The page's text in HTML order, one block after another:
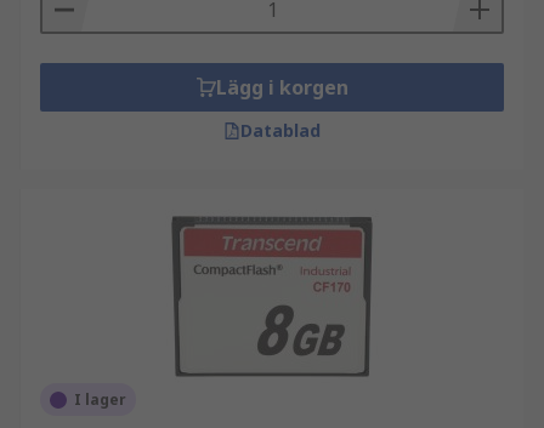
Lägg i korgen
Datablad
I lager